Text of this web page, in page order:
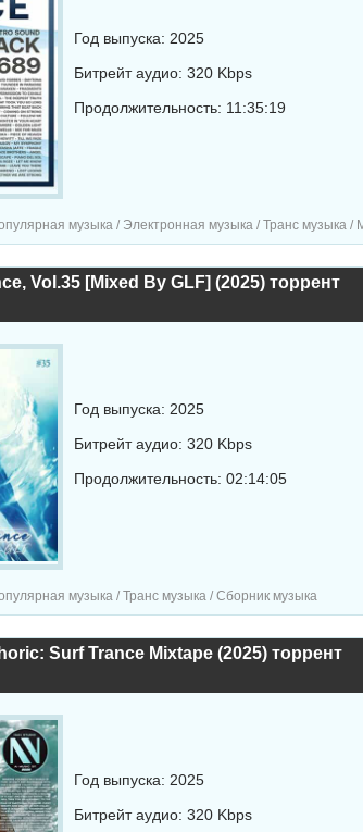
Год выпуска: 2025
Битрейт аудио: 320 Kbps
Продолжительность: 11:35:19
музыка / Электронная музыка / Транс музыка /
Vol.35 [Mixed By GLF] (2025) торрент
Год выпуска: 2025
Битрейт аудио: 320 Kbps
Продолжительность: 02:14:05
музыка / Транс музыка / Сборник музыка
Surf Trance Mixtape (2025) торрент
Год выпуска: 2025
Битрейт аудио: 320 Kbps